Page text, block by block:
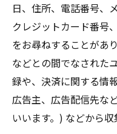
日、住所、電話番号、
クレジットカード番号
をお尋ねすることがあ
などとの間でなされた
録や、決済に関する情
広告主、広告配信先な
いいます。) などから収